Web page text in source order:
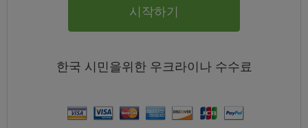
시작하기
한국 시민을위한 우크라이나 수수료